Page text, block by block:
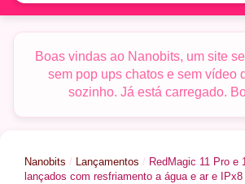
Boas vindas ao Nanobits, um site
sem pop ups chatos e sem vídeo
sozinho. Já está carregado.
Nanobits / Lançamentos / RedMagic 11 Pro e
lançados com resfriamento a água e ar e IPx8